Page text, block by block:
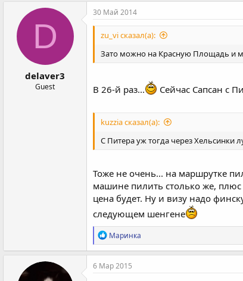
D
delaver3
Guest
30 Май 2014
zu_vi сказал(а):
Зато можно на Красную Площадь и
В 26-й раз... Сейчас Сапсан с
kuzzia сказал(а):
С Питера уж тогда через Хельсинки
Тоже не очень... на маршрутке
машине пилить столько же, плюс
цена будет. Ну и визу надо
следующем шенгене
Р
е
а
к
ц
Маринка
6 Мар 2015